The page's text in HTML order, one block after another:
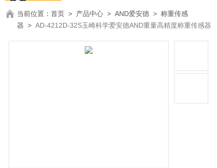
当前位置：首页 > 产品中心 >AND爱安德 >称重传感
器 >AD-4212D-32S玉崎科学爱安德AND重量高精度称重传感器